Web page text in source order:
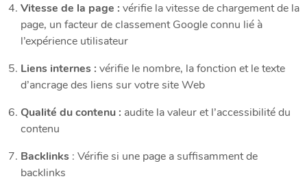
Vitesse de la page : vérifie la vitesse de chargement de la
page, un facteur de classement Google connu lié à
l’expérience utilisateur
Liens internes : vérifie le nombre, la fonction et le texte
d’ancrage des liens sur votre site Web
Qualité du contenu : audite la valeur et l’accessibilité du
contenu
Backlinks : Vérifie si une page a suffisamment de
backlinks